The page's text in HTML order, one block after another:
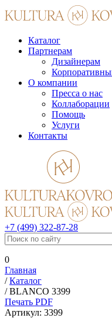
Каталог
Партнерам
Дизайнерам
О компании
Пресса о нас
Коллаборации
Помощь
Услуги
Контакты
+7 (499) 322-87-28
0
Главная
/Каталог
/BLANCO 3399
Печать PDF
Артикул: 3399